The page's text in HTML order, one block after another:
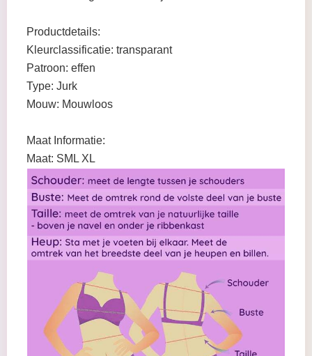
Productdetails:
Kleurclassificatie: transparant
Patroon: effen
Type: Jurk
Mouw: Mouwloos
Maat Informatie:
Maat: SML XL